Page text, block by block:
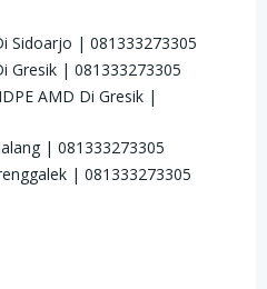
Sidoarjo | 081333273305
Gresik | 081333273305
AMD Di Gresik |
| 081333273305
| 081333273305